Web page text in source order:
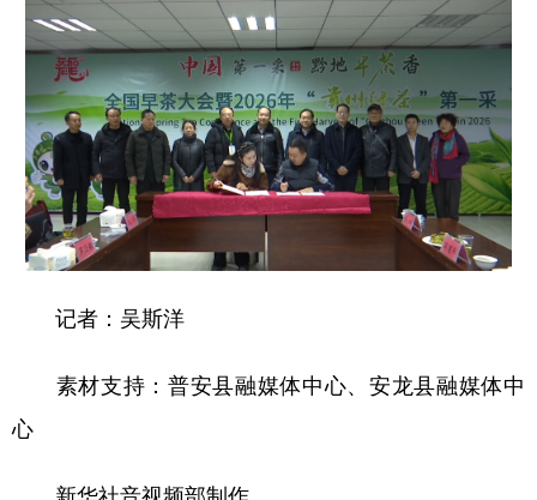
记者：吴斯洋
素材支持：普安县融媒体中心、安龙县融媒体中
心
新华社音视频部制作